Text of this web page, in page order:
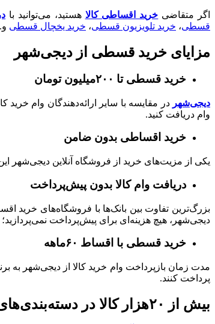
اگر متقاضی خرید اقساطی کالا هستید، می‌توانید با
قسطی، خرید تلویزیون قسطی، خرید یخچال قسطی
مزایای خرید قسطی از دیجی‌شهر
خرید قسطی تا ۲۰۰میلیون تومان
دیجی‌شهر
وام دریافت کنید.
خرید اقساطی بدون ضامن
یکی از مزیت‌های خرید از فروشگاه آنلاین دیجی‌شهر این است که شما تا سقف ۱۵۰میلیون تومان به ضامن
دریافت وام کالا بدون پیش‌پرداخت
بزرگ‌ترین تفاوت بین بانک‌ها با فروشگاه‌های
دیجی‌شهر، هیچ هزینه‌ای برای پیش‌پرداخت
خرید قسطی با اقساط ۶۰ماهه
پرداخت کنند.
بیش از ۲۰هزار کالا در دسته‌بندی‌های پرطرفدار